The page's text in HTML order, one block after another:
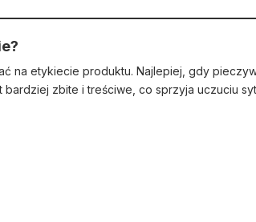
na etykiecie produktu. Najlepiej, gdy
bardziej zbite i treściwe, co sprzyja uczuciu